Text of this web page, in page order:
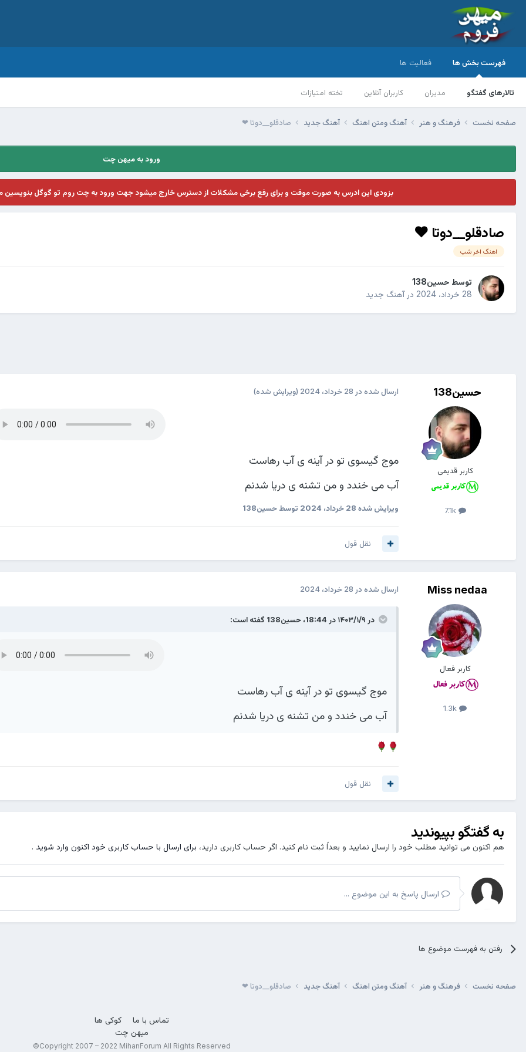
فهرست بخش ها
تالارهای گفتگو مدیران کاربران آنلاین تخته امتیازات
فعالیت ها
صفحه نخست فرهنگ و هنر آهنگ ومتن اهنگ آهنگ جدید صادقلو__دوتا ❤
ورود به میهن چت
بزودی این ادرس به صورت موقت و برای رفع برخی مشکلات از دسترس خارج میشود جهت ورود به چت روم تو گوگل بنویسین
صادقلو__دوتا ❤
اهنگ اخر شب
توسط حسین138
28 خرداد، 2024
درآهنگ جدید
حسین138
کاربر قدیمی
7.1k
ارسال شده در 28 خرداد، 2024 (ویرایش شده)
موج گیسوی تو در آینه ی آب رهاست
آب می خندد و من تشنه ی دریا شدنم
ویرایش شده 28 خرداد، 2024 توسط حسین138
نقل قول
Miss nedaa
کاربر فعال
ارسال شده در 28 خرداد، 2024
در ۱۴۰۳/۱/۹ در 18:44، حسین138 گفته است:
موج گیسوی تو در آینه ی آب رهاست
آب می خندد و من تشنه ی دریا شدنم
نقل قول
به گفتگو بپیوندید
هم اکنون می توانید مطلب خود را ارسال نمایید و بعداً ثبت نام کنید. اگر حساب کاربری دارید، برای ارسال با حساب کاربری خود اکنون وارد شوید .
ارسال پاسخ به این موضوع ...
رفتن به فهرست موضوع ها
صفحه نخست فرهنگ و هنر آهنگ ومتن اهنگ آهنگ جدید صادقلو__دوتا ❤
تماس با ما
کوکی ها
میهن چت
Copyright 2007 – 2022 MihanForum All Rights Reserved©